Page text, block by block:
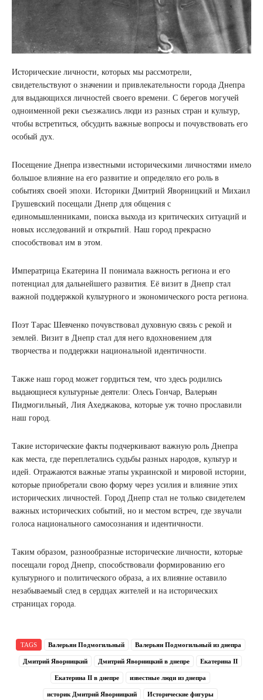
Исторические личности, которых мы рассмотрели,
свидетельствуют о значении и привлекательности города Днепра
для выдающихся личностей своего времени. С берегов могучей
одноименной реки съезжались люди из разных стран и культур,
чтобы встретиться, обсудить важные вопросы и почувствовать его
особый дух.
Посещение Днепра известными историческими личностями имело
большое влияние на его развитие и определяло его роль в
событиях своей эпохи. Историки Дмитрий Яворницкий и Михаил
Грушевский посещали Днепр для общения с
единомышленниками, поиска выхода из критических ситуаций и
новых исследований и открытий. Наш город прекрасно
способствовал им в этом.
Императрица Екатерина II понимала важность региона и его
потенциал для дальнейшего развития. Её визит в Днепр стал
важной поддержкой культурного и экономического роста региона.
Поэт Тарас Шевченко почувствовал духовную связь с рекой и
землей. Визит в Днепр стал для него вдохновением для
творчества и поддержки национальной идентичности.
Также наш город может гордиться тем, что здесь родились
выдающиеся культурные деятели: Олесь Гончар, Валерьян
Пидмогильный, Лия Ахеджакова, которые уж точно прославили
наш город.
Такие исторические факты подчеркивают важную роль Днепра
как места, где переплетались судьбы разных народов, культур и
идей. Отражаются важные этапы украинской и мировой истории,
которые приобретали свою форму через усилия и влияние этих
исторических личностей. Город Днепр стал не только свидетелем
важных исторических событий, но и местом встреч, где звучали
голоса национального самосознания и идентичности.
Таким образом, разнообразные исторические личности, которые
посещали город Днепр, способствовали формированию его
культурного и политического образа, а их влияние оставило
незабываемый след в сердцах жителей и на исторических
страницах города.
TAGS Валерьян Подмогильный Валерьян Подмогильный из днепра
Дмитрий Яворницкий Дмитрий Яворницкий в днепре Екатерина II
Екатерина II в днепре известные люди из днепра
историк Дмитрий Яворницкий Исторические фигуры